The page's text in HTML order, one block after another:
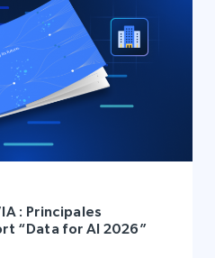
: Principales
“Data for AI 2026”